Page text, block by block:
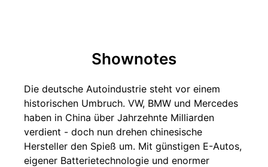
Shownotes
Die deutsche Autoindustrie steht vor einem
historischen Umbruch. VW, BMW und Mercedes
haben in China über Jahrzehnte Milliarden
verdient - doch nun drehen chinesische
Hersteller den Spieß um. Mit günstigen E-Autos,
eigener Batterietechnologie und enormer